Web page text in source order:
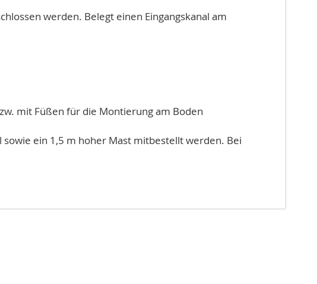
werden. Belegt einen Eingangskanal am
mit Füßen für die Montierung am Boden
ein 1,5 m hoher Mast mitbestellt werden. Bei